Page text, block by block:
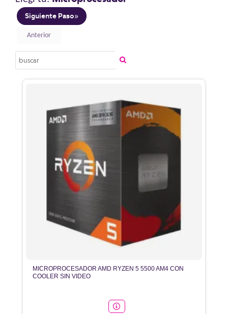
MICROPROCESADOR AMD RYZEN 5 5500 AM4 CON
COOLER SIN VIDEO